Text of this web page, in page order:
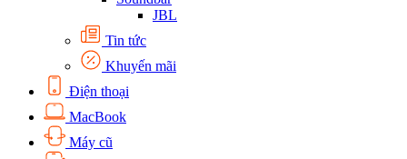
JBL
Tin tức
Khuyến mãi
Điện thoại
MacBook
Máy cũ